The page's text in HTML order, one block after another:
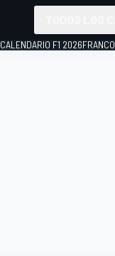
CALENDARIO F1 2026